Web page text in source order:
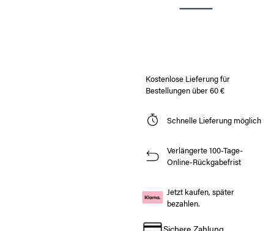
Kostenlose Lieferung für
Bestellungen über 60 €
Schnelle Lieferung möglich
Verlängerte 100-Tage-
Online-Rückgabefrist
Jetzt kaufen, später
bezahlen.
Sichere Zahlung